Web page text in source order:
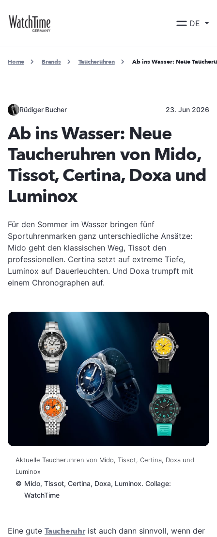
DE
Home Brands Taucheruhren Ab ins Wasser: Neue
Rüdiger Bucher 23. Jun 2026
Ab ins Wasser: Neue
Taucheruhren von Mido,
Tissot, Certina, Doxa und
Luminox
Für den Sommer im Wasser bringen fünf
Sportuhrenmarken ganz unterschiedliche Ansätze:
Mido geht den klassischen Weg, Tissot den
professionellen. Certina setzt auf extreme Tiefe,
Luminox auf Dauerleuchten. Und Doxa trumpft mit
einem Chronographen auf.
Aktuelle Taucheruhren von Mido, Tissot, Certina, Doxa und
Luminox
© Mido, Tissot, Certina, Doxa, Luminox. Collage:
WatchTime
Eine gute Taucheruhrist auch dann sinnvoll, wenn der